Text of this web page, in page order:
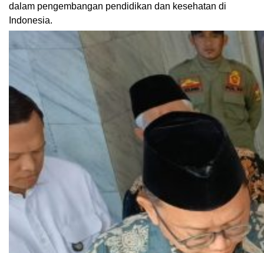
dalam pengembangan pendidikan dan kesehatan di
Indonesia.